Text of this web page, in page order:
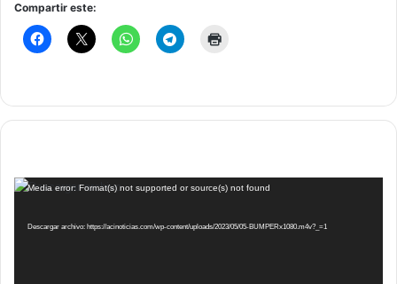
Compartir este:
Reproductor
vídeo
Media error: Format(s) not supported or source(s) not found
Descargar archivo: https://acinoticias.com/wp-content/uploads/2023/05/05-BUMPERx1080.m4v?_=1